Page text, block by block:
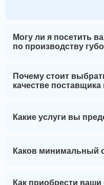
Могу ли я посетить
по производству
Конечно! Мы рады и
завода по производству
нам организовать
качества, а также
Почему стоит
качестве поставщика
Как ведущий
Высочайшее качество:
Какие услуги вы
Мы гордимся тем, что
Каков минимальный
Наша политика
Как приобрести ваши